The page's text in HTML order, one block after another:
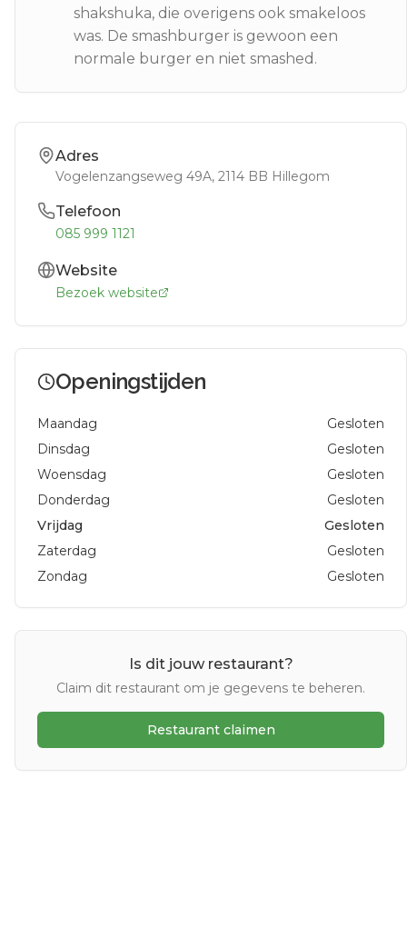
shakshuka, die overigens ook smakeloos
was. De smashburger is gewoon een
normale burger en niet smashed.
Adres
Vogelenzangseweg 49A, 2114 BB Hillegom
Telefoon
085 999 1121
Website
Bezoek website
Openingstijden
Maandag
Gesloten
Dinsdag
Gesloten
Woensdag
Gesloten
Donderdag
Gesloten
Vrijdag
Gesloten
Zaterdag
Gesloten
Zondag
Gesloten
Is dit jouw restaurant?
Claim dit restaurant om je gegevens te beheren.
Restaurant claimen